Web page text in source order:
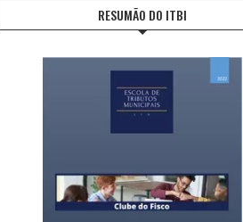
RESUMÃO DO ITBI